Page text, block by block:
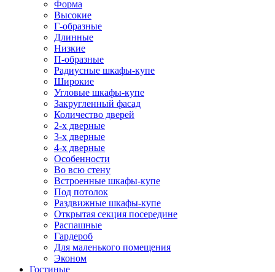
Форма
Высокие
Г-образные
Длинные
Низкие
П-образные
Радиусные шкафы-купе
Широкие
Угловые шкафы-купе
Закругленный фасад
Количество дверей
2-х дверные
3-х дверные
4-х дверные
Особенности
Во всю стену
Встроенные шкафы-купе
Под потолок
Раздвижные шкафы-купе
Открытая секция посередине
Распашные
Гардероб
Для маленького помещения
Эконом
Гостиные